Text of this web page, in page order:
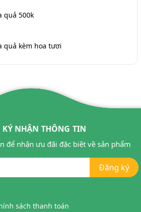
quả 500k
quả kèm hoa tươi
NHẬN THÔNG TIN
để nhận ưu đãi đặc biệt về sản phẩm
Đăng ký
sách thanh toán